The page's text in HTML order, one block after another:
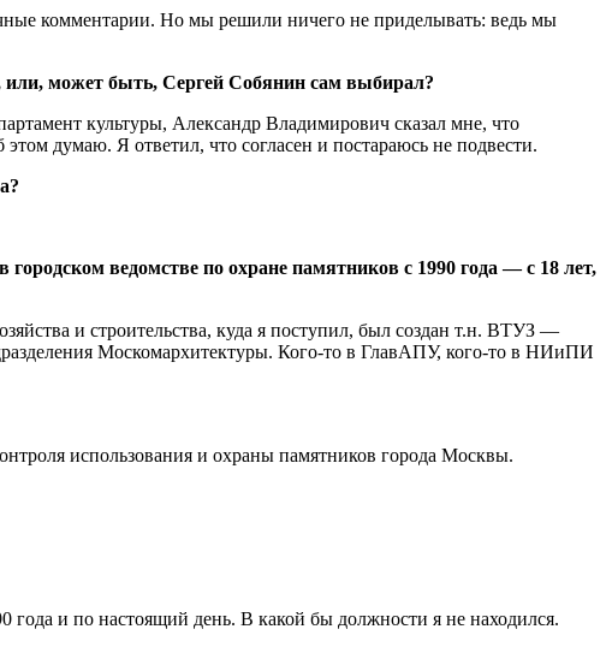
комментарии. Но мы решили ничего не приделывать: ведь мы
может быть, Сергей Собянин сам выбирал?
культуры, Александр Владимирович сказал мне, что
думаю. Я ответил, что согласен и постараюсь не подвести.
ведомстве по охране памятников с 1990 года — с 18 лет,
и строительства, куда я поступил, был создан т.н. ВТУЗ —
Москомархитектуры. Кого-то в ГлавАПУ, кого-то в НИиПИ
использования и охраны памятников города Москвы.
года и по настоящий день. В какой бы должности я не находился.